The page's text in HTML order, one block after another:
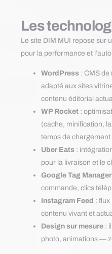
Les
Le site DIM MUI repose sur
pour la performance et
WordPress : CMS
adapté aux sites
contenu éditorial
WP Rocket :
(cache, minification,
temps de
Uber Eats :
pour la livraison et le
Google Tag Manager
commande, clics
Instagram Feed :
contenu vivant et
Design sur mesure :
photo, animations —